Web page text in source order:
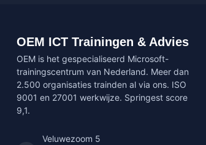
OEM ICT Trainingen & Advies
OEM is het gespecialiseerd Microsoft-
trainingscentrum van Nederland. Meer dan
2.500 organisaties trainden al via ons. ISO
9001 en 27001 werkwijze. Springest score
9,1.
Veluwezoom 5